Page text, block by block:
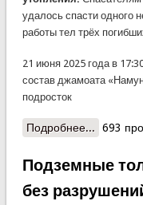
удалось спасти одного
работы тел трёх
21 июня 2025 года в
состав джамоата
подросток
Подробнее... о
спасти
693
Подземные
без